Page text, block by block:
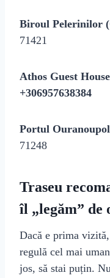
Biroul Pelerinilor
71421
Athos Guest
+306957638384
Portul
71248
Traseu
îl „legăm” de
Dacă e prima
regulă cel mai
jos, să stai puțin.